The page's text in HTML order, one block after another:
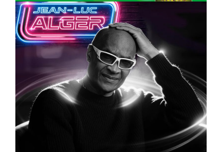
CULTURE
Artiste W2R : Jean Luc ALGER